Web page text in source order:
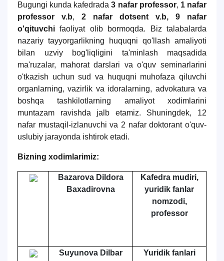
Bugungi kunda kafedrada3 nafar professor, 1 nafar
professor v.b, 2 nafar dotsent v.b,
9 nafar
o'qituvchi faoliyat olib bormoqda. Biz talabalarda
nazariy tayyorgarlikning huquqni qo'llash amaliyoti
bilan uzviy bog'liqligini ta'minlash maqsadida
ma'ruzalar, mahorat darslari va o'quv seminarlarini
o'tkazish uchun sud va huquqni muhofaza qiluvchi
organlarning, vazirlik va idoralarning, advokatura va
boshqa tashkilotlarning amaliyot xodimlarini
muntazam ravishda jalb etamiz. Shuningdek, 12
nafar mustaqil-izlanuvchi va 2 nafar doktorant o'quv-
uslubiy jarayonda ishtirok etadi.
Bizning xodimlarimiz:
Bazarova Dildora
Baxadirovna
Kafedra mudiri,
yuridik fanlar
nomzodi,
professor
Suyunova Dilbar
Yuridik fanlari